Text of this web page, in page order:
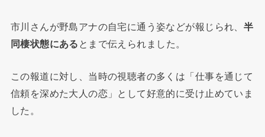
市川さんが野島アナの自宅に通う姿などが報じられ、 半
同棲状態にある とまで伝えられました。
この報道に対し、当時の視聴者の多くは「仕事を通じて
信頼を深めた大人の恋」として好意的に受け止めていま
した。